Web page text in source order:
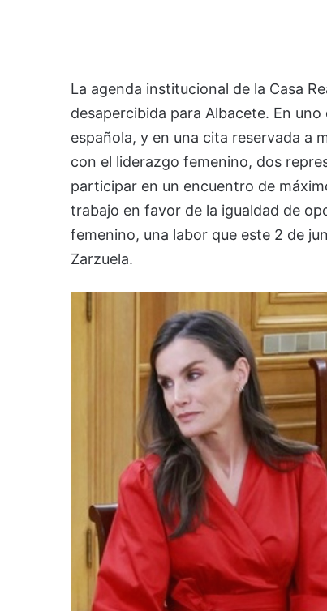
La agenda institucional de la Casa
desapercibida para Albacete. En
española, y en una cita reservada a
con el liderazgo femenino, dos
participar en un encuentro de
trabajo en favor de la igualdad de
femenino, una labor que este 2 de
Zarzuela.